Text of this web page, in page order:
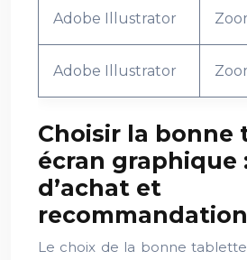
Adobe Illustrator
Adobe Illustrator
Choisir la bonne
écran graphique
d’achat et
Le choix de la bonne